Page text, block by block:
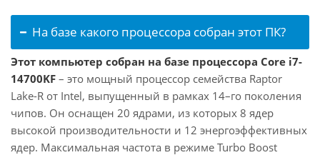
На базе какого процессора собран этот ПК?
Этот компьютер собран на базе процессора Core i7-
14700KF – это мощный процессор семейства Raptor
Lake-R от Intel, выпущенный в рамках 14–го поколения
чипов. Он оснащен 20 ядрами, из которых 8 ядер
высокой производительности и 12 энергоэффективных
ядер. Максимальная частота в режиме Turbo Boost